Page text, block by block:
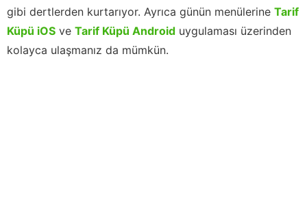
gibi dertlerden kurtarıyor. Ayrıca günün menülerine Tarif
Küpü iOS ve Tarif Küpü Android uygulaması üzerinden
kolayca ulaşmanız da mümkün.